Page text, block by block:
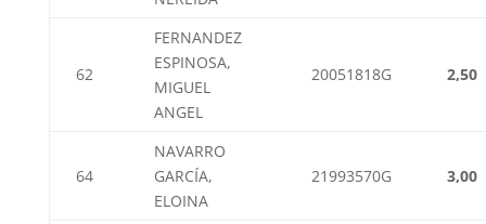
62
FERNANDEZ
ESPINOSA,
MIGUEL
ANGEL
20051818G 2,50
64
NAVARRO
GARCÍA,
ELOINA
21993570G 3,00